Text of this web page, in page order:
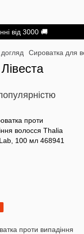
від 3000 🚚
Сироватка для
проти випадіння